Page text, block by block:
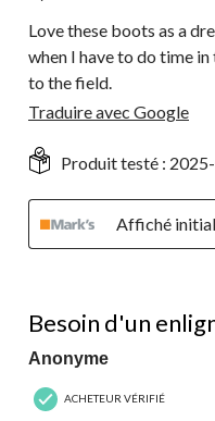
Love these boots as a
when I have to do time
to the field.
Traduire avec Google
Produit testé :
Affiché
Besoin d'un
Anonyme
ACHETEUR VÉRIFIÉ